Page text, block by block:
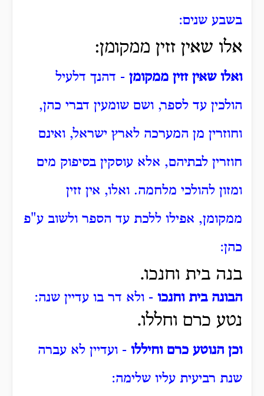
בשבע שנים:
אלו שאין זזין ממקומן:
ואלו שאין זזין ממקומן - דהנך דלעיל
הולכין עד לספר, ושם שומעין דברי כהן,
וחוזרין מן המערכה לארץ ישראל, ואינם
חוזרין לבתיהם, אלא עוסקין בסיפוק מים
ומזון להולכי מלחמה. ואלו, אין זזין
ממקומן, אפילו ללכת עד הספר ולשוב ע"פ
כהן:
בנה בית וחנכו.
הבונה בית וחנכו - ולא דר בו עדיין שנה:
נטע כרם וחללו.
וכן הנוטע כרם וחיללו - ועדיין לא עברה
שנת רביעית עליו שלימה: